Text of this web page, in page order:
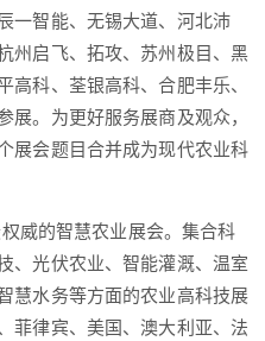
一智能、无锡大道、河北沛
州启飞、拓攻、苏州极目、黑
高科、荃银高科、合肥丰乐、
展。为更好服务展商及观众，
展会题目合并成为现代农业科
威的智慧农业展会。集合科
、光伏农业、智能灌溉、温室
慧水务等方面的农业高科技展
菲律宾、美国、澳大利亚、法